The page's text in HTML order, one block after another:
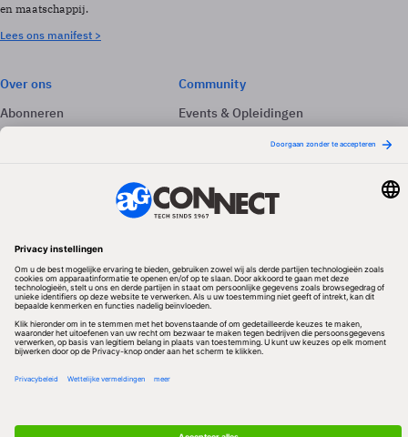
en maatschappij.
Lees ons manifest >
Over ons
Abonneren
Adverteren
Community
Events & Opleidingen
Volg ons
Redactionele partner
Algemene Voorwaarden & Copyrights